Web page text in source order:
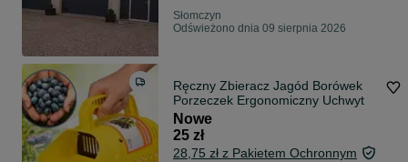
Słomczyn
Odświeżono dnia 09 sierpnia 2026
Ręczny Zbieracz Jagód Borówek
Porzeczek Ergonomiczny Uchwyt
Nowe
25 zł
28,75 zł z Pakietem Ochronnym